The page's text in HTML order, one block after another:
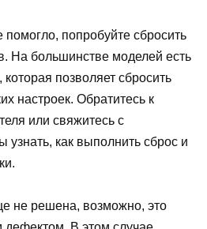
помогло, попробуйте сбросить
На большинстве моделей есть
позволяет сбросить
настроек. Обратитесь к
или свяжитесь с
узнать, как выполнить сброс и
не решена, возможно, это